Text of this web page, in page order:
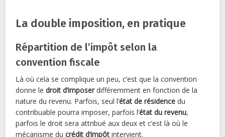
La double imposition, en pratique
Répartition de l’impôt selon la
convention fiscale
Là où cela se complique un peu, c’est que la convention
donne ledroit d’imposerdifféremment en fonction de la
nature du revenu. Parfois, seul l’état de résidence du
contribuable pourra imposer, parfois l’état du revenu,
parfois le droit sera attribué aux deux et c’est là où le
mécanisme ducrédit d‘impôt intervient.